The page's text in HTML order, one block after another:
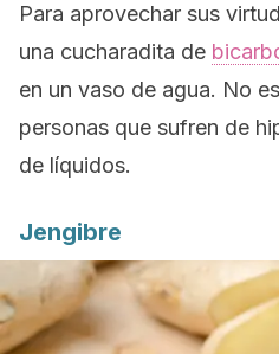
Para aprovechar sus
una cucharadita de
en un vaso de agua. No
personas que sufren de
de líquidos.
Jengibre